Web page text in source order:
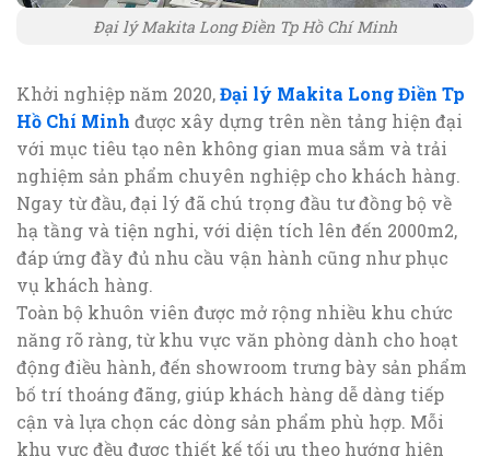
Đại lý Makita Long Điền Tp Hồ Chí Minh
Khởi nghiệp năm 2020,Đại lý Makita Long Điền Tp
Hồ Chí Minh được xây dựng trên nền tảng hiện đại
với mục tiêu tạo nên không gian mua sắm và trải
nghiệm sản phẩm chuyên nghiệp cho khách hàng.
Ngay từ đầu, đại lý đã chú trọng đầu tư đồng bộ về
hạ tầng và tiện nghi, với diện tích lên đến 2000m2,
đáp ứng đầy đủ nhu cầu vận hành cũng như phục
vụ khách hàng.
Toàn bộ khuôn viên được mở rộng nhiều khu chức
năng rõ ràng, từ khu vực văn phòng dành cho hoạt
động điều hành, đến showroom trưng bày sản phẩm
bố trí thoáng đãng, giúp khách hàng dễ dàng tiếp
cận và lựa chọn các dòng sản phẩm phù hợp. Mỗi
khu vực đều được thiết kế tối ưu theo hướng hiện